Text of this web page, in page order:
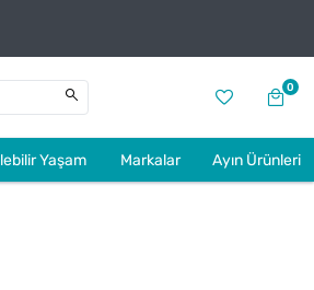
0
Yaşam Markalar Ayın Ürünleri